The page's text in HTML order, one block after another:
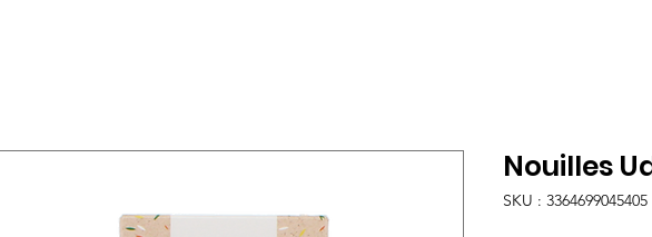
Nouilles
SKU : 3364699045405